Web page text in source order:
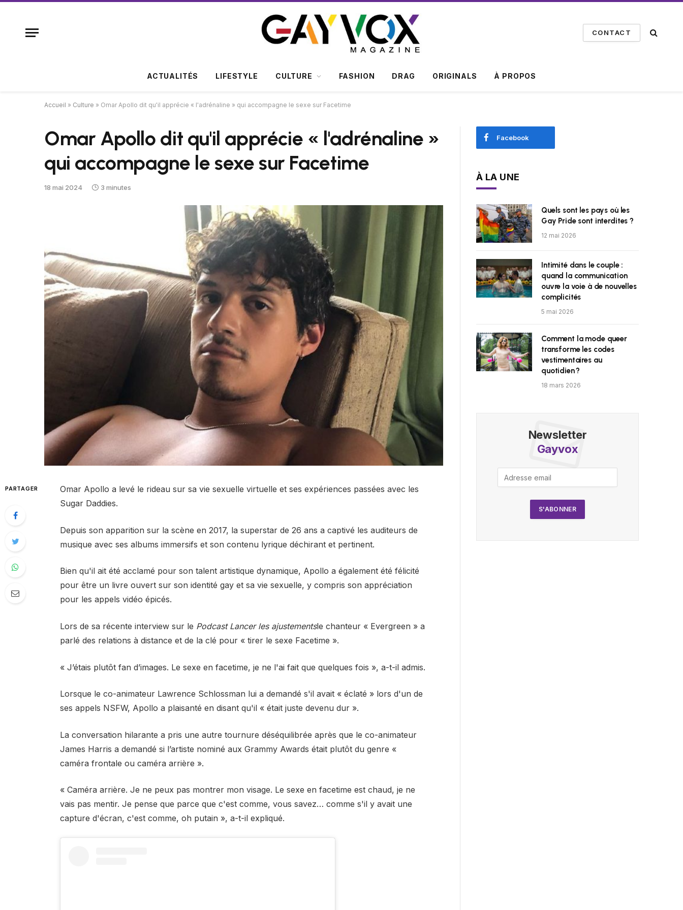
CONTACT
ACTUALITÉS LIFESTYLE CULTURE FASHION DRAG ORIGINALS À PROPOS
Accueil » Culture » Omar Apollo dit qu'il apprécie « l'adrénaline » qui accompagne le sexe sur Facetime
Omar Apollo dit qu'il apprécie « l'adrénaline »
qui accompagne le sexe sur Facetime
18 mai 2024 3 minutes
PARTAGER
Omar Apollo a levé le rideau sur sa vie sexuelle virtuelle et ses expériences passées avec les
Sugar Daddies.
Depuis son apparition sur la scène en 2017, la superstar de 26 ans a captivé les auditeurs de
musique avec ses albums immersifs et son contenu lyrique déchirant et pertinent.
Bien qu'il ait été acclamé pour son talent artistique dynamique, Apollo a également été félicité
pour être un livre ouvert sur son identité gay et sa vie sexuelle, y compris son appréciation
pour les appels vidéo épicés.
Lors de sa récente interview sur le Podcast Lancer les ajustementsle chanteur « Evergreen » a
parlé des relations à distance et de la clé pour « tirer le sexe Facetime ».
« J’étais plutôt fan d’images. Le sexe en facetime, je ne l'ai fait que quelques fois », a-t-il admis.
Lorsque le co-animateur Lawrence Schlossman lui a demandé s'il avait « éclaté » lors d'un de
ses appels NSFW, Apollo a plaisanté en disant qu'il « était juste devenu dur ».
La conversation hilarante a pris une autre tournure déséquilibrée après que le co-animateur
James Harris a demandé si l’artiste nominé aux Grammy Awards était plutôt du genre «
caméra frontale ou caméra arrière ».
« Caméra arrière. Je ne peux pas montrer mon visage. Le sexe en facetime est chaud, je ne
vais pas mentir. Je pense que parce que c'est comme, vous savez… comme s'il y avait une
capture d'écran, c'est comme, oh putain », a-t-il expliqué.
Facebook
À LA UNE
Quels sont les pays où les
Gay Pride sont interdites ?
12 mai 2026
Intimité dans le couple :
quand la communication
ouvre la voie à de nouvelles
complicités
5 mai 2026
Comment la mode queer
transforme les codes
vestimentaires au
quotidien ?
18 mars 2026
Newsletter
Gayvox